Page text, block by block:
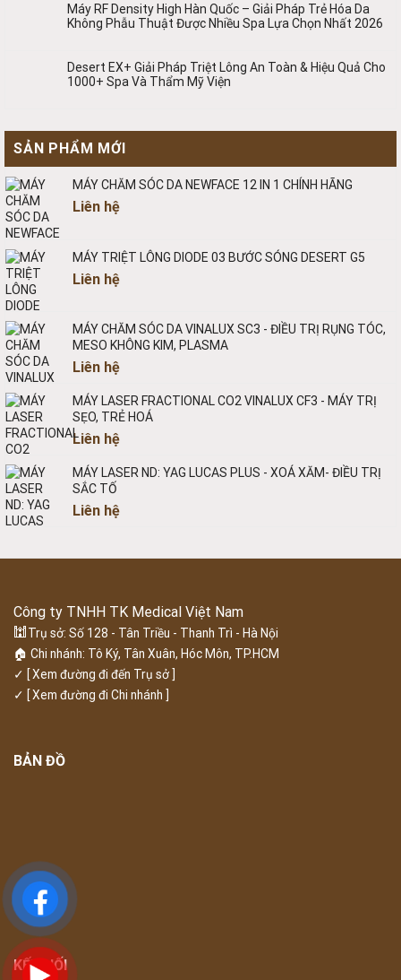
Máy RF Density High Hàn Quốc – Giải Pháp Trẻ Hóa Da
Không Phẫu Thuật Được Nhiều Spa Lựa Chọn Nhất 2026
Desert EX+ Giải Pháp Triệt Lông An Toàn & Hiệu Quả Cho
1000+ Spa Và Thẩm Mỹ Viện
SẢN PHẨM MỚI
MÁY CHĂM SÓC DA NEWFACE 12 IN 1 CHÍNH HÃNG
Liên hệ
MÁY TRIỆT LÔNG DIODE 03 BƯỚC SÓNG DESERT G5
Liên hệ
MÁY CHĂM SÓC DA VINALUX SC3 - ĐIỀU TRỊ RỤNG TÓC,
MESO KHÔNG KIM, PLASMA
Liên hệ
MÁY LASER FRACTIONAL CO2 VINALUX CF3 - MÁY TRỊ
SẸO, TRẺ HOÁ
Liên hệ
MÁY LASER ND: YAG LUCAS PLUS - XOÁ XĂM- ĐIỀU TRỊ
SẮC TỐ
Liên hệ
Công ty TNHH TK Medical Việt Nam
🕍 Trụ sở: Số 128 - Tân Triều - Thanh Trì - Hà Nội
🏠 Chi nhánh: Tô Ký, Tân Xuân, Hóc Môn, TP.HCM
✓ [ Xem đường đi đến Trụ sở ]
✓ [ Xem đường đi Chi nhánh ]
BẢN ĐỒ
KẾT NỐI